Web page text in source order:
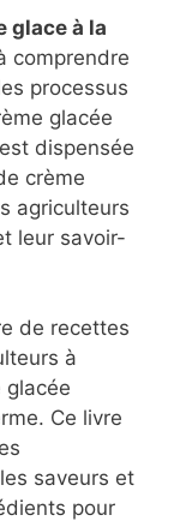
glace à la
comprendre
processus
glacée
dispensée
crème
agriculteurs
leur savoir-
de recettes
à
glacée
Ce livre
saveurs et
pour